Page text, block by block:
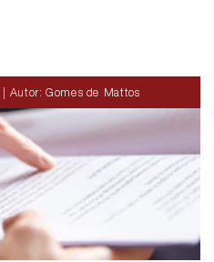
| Autor: Gomes de Mattos